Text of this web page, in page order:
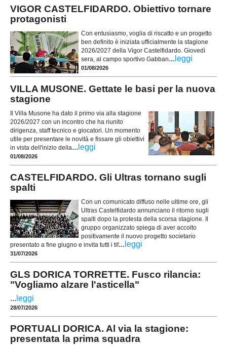
VIGOR CASTELFIDARDO. Obiettivo tornare
protagonisti
Con entusiasmo, voglia di riscatto e un progetto
ben definito è iniziata ufficialmente la stagione
2026/2027 della Vigor Castelfidardo. Giovedì
sera, al campo sportivo Gabban... leggi
01/08/2026
VILLA MUSONE. Gettate le basi per la nuova
stagione
Il Villa Musone ha dato il primo via alla stagione
2026/2027 con un incontro che ha riunito
dirigenza, staff tecnico e giocatori. Un momento
utile per presentare le novità e fissare gli obiettivi
in vista dell'inizio della... leggi
01/08/2026
CASTELFIDARDO. Gli Ultras tornano sugli
spalti
Con un comunicato diffuso nelle ultime ore, gli
Ultras Castelfidardo annunciano il ritorno sugli
spalti dopo la protesta della scorsa stagione. Il
gruppo organizzato spiega di aver accolto
positivamente il nuovo progetto societario
presentato a fine giugno e invita tutti i tif... leggi
31/07/2026
GLS DORICA TORRETTE. Fusco rilancia:
"Vogliamo alzare l'asticella"
... leggi
28/07/2026
PORTUALI DORICA. Al via la stagione:
presentata la prima squadra